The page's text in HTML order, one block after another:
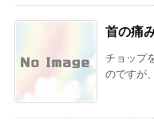
首の痛
チョップ
のですが